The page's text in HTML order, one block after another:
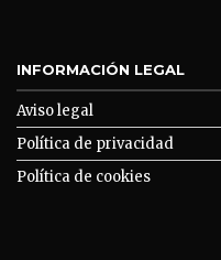
INFORMACIÓN LEGAL
Aviso legal
Política de privacidad
Política de cookies